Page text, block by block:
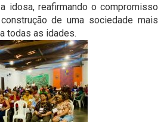
idosa, reafirmando o compromisso
de uma sociedade mais
todas as idades.